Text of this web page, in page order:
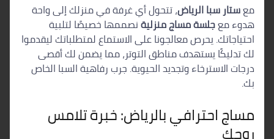
معستار سبا الرياض، تتحول أي غرفة في منزلك إلى واحة
هدوء معجلسة مساج منزليةنصممها خصيصًا لتلبية
احتياجاتك. يحرص معالجونا على الاستماع لمتطلباتك ليقدموا
لك تدليكًا يستهدف مناطق التوتر، مما يضمن لك أقصى
درجات الاسترخاء وتجديد الحيوية. جرب رفاهية السبا الخاص
بك.
مساج احترافي بالرياض: خبرة تلامس